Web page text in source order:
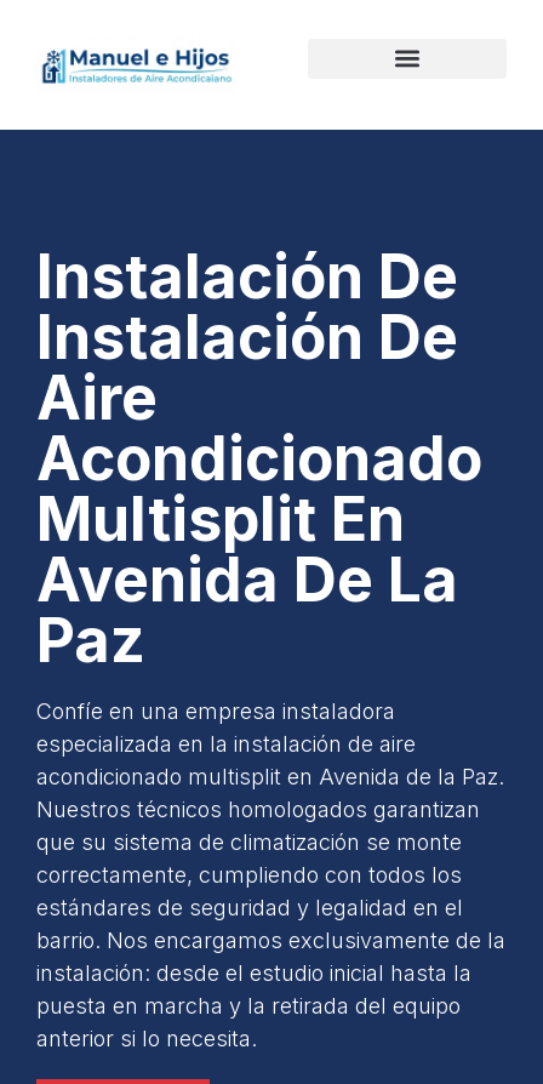
Instalación De
Instalación De
Aire
Acondicionado
Multisplit En
Avenida De La
Paz
Confíe en una empresa instaladora
especializada en la instalación de aire
acondicionado multisplit en Avenida de la Paz.
Nuestros técnicos homologados garantizan
que su sistema de climatización se monte
correctamente, cumpliendo con todos los
estándares de seguridad y legalidad en el
barrio. Nos encargamos exclusivamente de la
instalación: desde el estudio inicial hasta la
puesta en marcha y la retirada del equipo
anterior si lo necesita.